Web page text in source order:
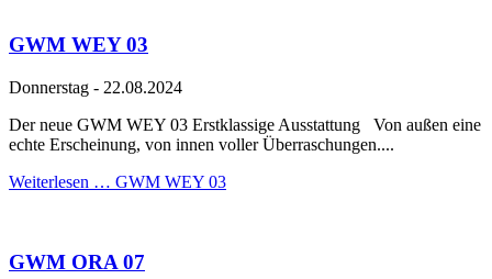
GWM WEY 03
Donnerstag - 22.08.2024
Der neue GWM WEY 03 Erstklassige Ausstattung Von außen eine
echte Erscheinung, von innen voller Überraschungen....
Weiterlesen … GWM WEY 03
GWM ORA 07